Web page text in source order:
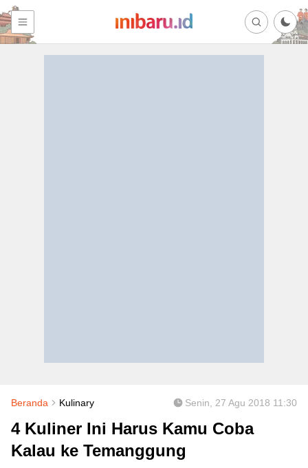
Beranda Kulinary Senin, 27 Agu 2018 11:30
4 Kuliner Ini Harus Kamu Coba
Kalau ke Temanggung